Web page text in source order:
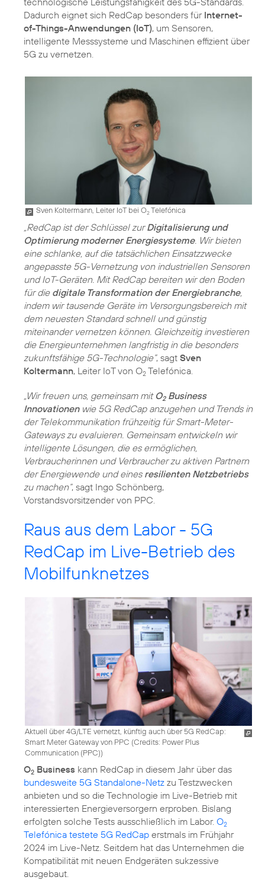
Dadurch eignet sich RedCap besonders für Internet-
of-Things-Anwendungen (IoT), um Sensoren,
intelligente Messsysteme und Maschinen effizient über
5G zu vernetzen.
Sven Koltermann, Leiter IoT bei O2Telefónica
„RedCap ist der Schlüssel zurDigitalisierung und
Optimierung moderner Energiesysteme. Wir bieten
eine schlanke, auf die tatsächlichen Einsatzzwecke
angepasste 5G-Vernetzung von industriellen Sensoren
und IoT-Geräten. Mit RedCap bereiten wir den Boden
für die digitale Transformation der Energiebranche,
indem wir tausende Geräte im Versorgungsbereich mit
dem neuesten Standard schnell und günstig
miteinander vernetzen können. Gleichzeitig investieren
die Energieunternehmen langfristig in die besonders
zukunftsfähige 5G-Technologie“, sagt Sven
Koltermann, Leiter IoT von O2 Telefónica.
„Wir freuen uns, gemeinsam mit O2Business
Innovationenwie 5G RedCap anzugehen und Trends in
der Telekommunikation frühzeitig für Smart-Meter-
Gateways zu evaluieren. Gemeinsam entwickeln wir
intelligente Lösungen, die es ermöglichen,
Verbraucherinnen und Verbraucher zu aktiven Partnern
der Energiewende und eines resilienten Netzbetriebs
zu machen“, sagt Ingo Schönberg,
Vorstandsvorsitzender von PPC.
Raus aus dem Labor - 5G
RedCap im Live-Betrieb des
Mobilfunknetzes
Aktuell über 4G/LTE vernetzt, künftig auch über 5G RedCap:
Smart Meter Gateway von PPC (Credits: Power Plus
Communication (PPC))
O2 Business kann RedCap in diesem Jahr über das
bundesweite 5G Standalone-Netz zu Testzwecken
anbieten und so die Technologie im Live-Betrieb mit
interessierten Energieversorgern erproben. Bislang
erfolgten solche Tests ausschließlich im Labor. O2
Telefónica testete 5G RedCap erstmals im Frühjahr
2024 im Live-Netz. Seitdem hat das Unternehmen die
Kompatibilität mit neuen Endgeräten sukzessive
ausgebaut.